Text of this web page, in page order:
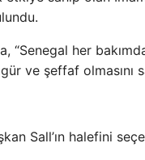
“Senegal her
ve şeffaf
Sall’ın halefini